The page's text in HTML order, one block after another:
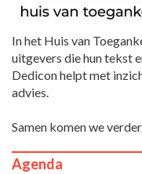
In het Huis van
uitgevers die hun tekst
Dedicon helpt met
advies.
Samen komen we
Agenda